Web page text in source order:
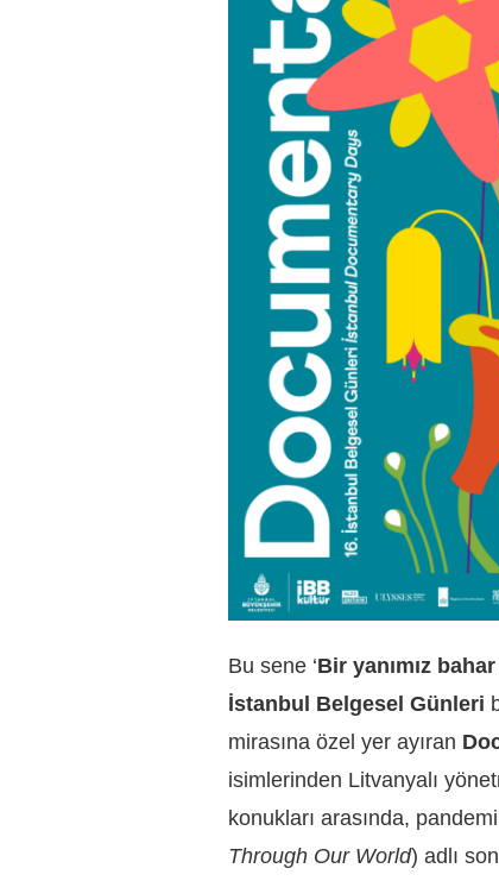
Bu sene ‘Bir yanımız
İstanbul Belgesel Günleri
mirasına özel yer ayıran
isimlerinden Litvanyalı
konukları arasında,
Through Our World) adlı